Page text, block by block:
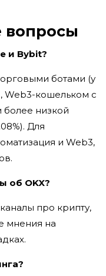
вопросы
и Bybit?
ботами (у
Web3-кошельком с
низкой
Для
и Web3,
об OKX?
про крипту,
мнения на